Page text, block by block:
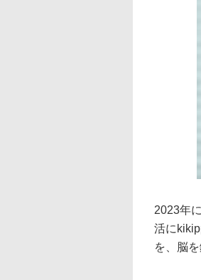
2023年
活に
を、脳